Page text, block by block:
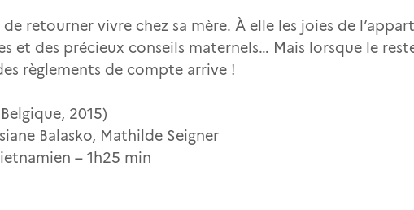
retourner vivre chez sa mère. À elle les joies de
et des précieux conseils maternels… Mais lorsque le
règlements de compte arrive !
2015)
Balasko, Mathilde Seigner
– 1h25 min